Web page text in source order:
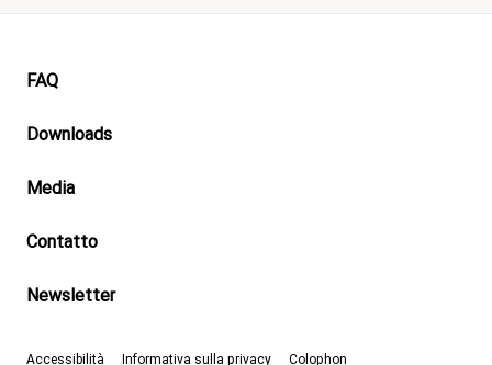
Footer
FAQ
Downloads
Media
Contatto
Newsletter
Accessibilità Informativa sulla privacy Colophon